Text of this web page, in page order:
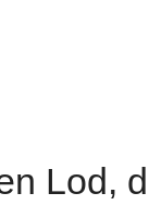
Lod,